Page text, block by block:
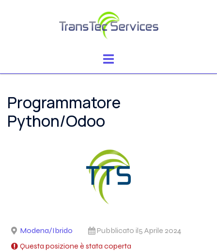
Mostra/Nascondi
Programmatore
Python/Odoo
Modena/Ibrido
Pubblicato il5 Aprile 2024
Questa posizione è stata coperta